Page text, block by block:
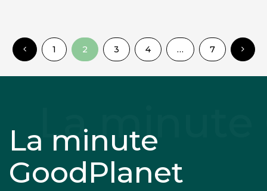
1 2 3 4 … 7
La minute
GoodPlanet